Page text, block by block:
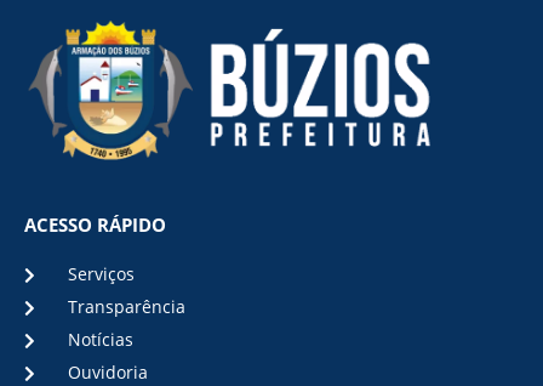
ACESSO RÁPIDO
Serviços
Transparência
Notícias
Ouvidoria